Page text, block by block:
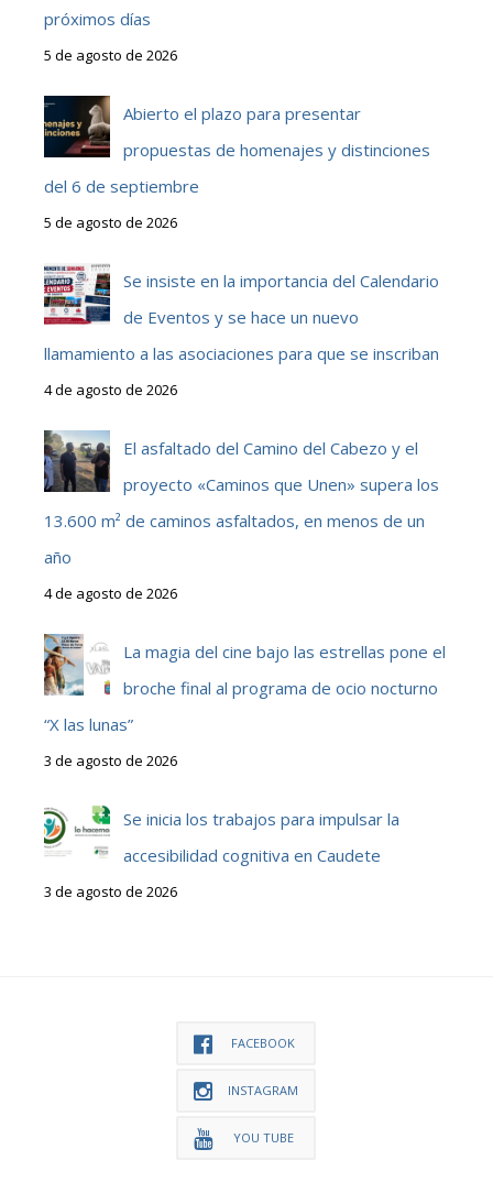
próximos días
5 de agosto de 2026
Abierto el plazo para presentar
propuestas de homenajes y distinciones
del 6 de septiembre
5 de agosto de 2026
Se insiste en la importancia del Calendario
de Eventos y se hace un nuevo
llamamiento a las asociaciones para que se inscriban
4 de agosto de 2026
El asfaltado del Camino del Cabezo y el
proyecto «Caminos que Unen» supera los
13.600 m² de caminos asfaltados, en menos de un
año
4 de agosto de 2026
La magia del cine bajo las estrellas pone el
broche final al programa de ocio nocturno
“X las lunas”
3 de agosto de 2026
Se inicia los trabajos para impulsar la
accesibilidad cognitiva en Caudete
3 de agosto de 2026
FACEBOOK
INSTAGRAM
YOU TUBE